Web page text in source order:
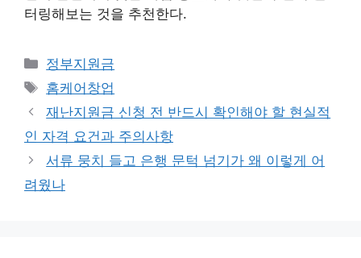
터링해보는 것을 추천한다.
카
테
리
정부지원금
태
그
홈케어창업
재난지원금 신청 전 반드시 확인해야 할 현실적
인 자격 요건과 주의사항
서류 뭉치 들고 은행 문턱 넘기가 왜 이렇게 어
려웠나